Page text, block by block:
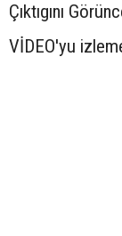
Çıktıgını
VİDEO'yu